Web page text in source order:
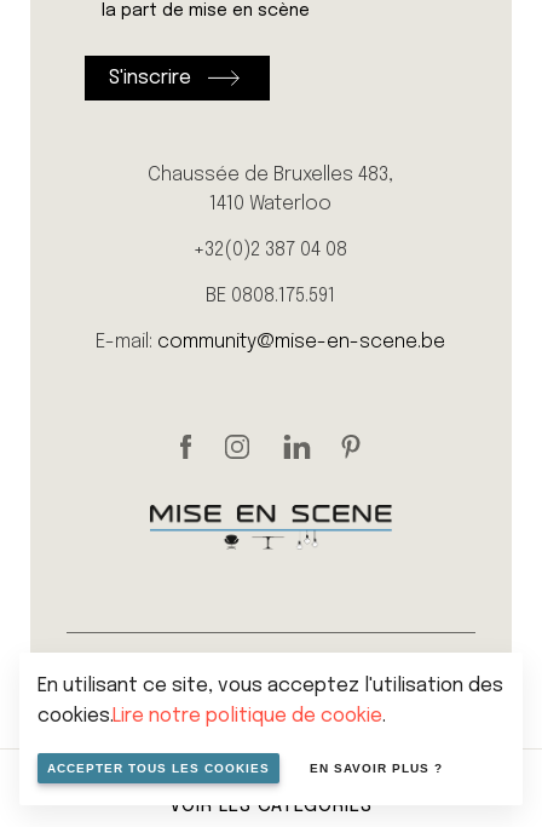
VOIR LES CATÉGORIES
la part de mise en scène
Chaussée de Bruxelles 483,
1410 Waterloo
+32(0)2 387 04 08
BE 0808.175.591
E-mail: community@mise-en-scene.be
Sitemap
Politique de vie privée
Cookies
© 2026 Mise en scene
En utilisant ce site, vous acceptez l'utilisation des
cookies.Lire notre politique de cookie.
ACCEPTER TOUS LES COOKIES EN SAVOIR PLUS ?